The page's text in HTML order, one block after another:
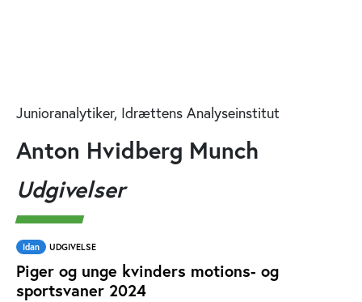
Junioranalytiker, Idrættens Analyseinstitut
Anton Hvidberg Munch
Udgivelser
Idan UDGIVELSE
Piger og unge kvinders motions- og
sportsvaner 2024